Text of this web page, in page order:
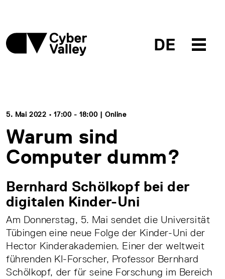
DE
5. Mai 2022 • 17:00 - 18:00 | Online
Warum sind
Computer dumm?
Bernhard Schölkopf bei der
digitalen Kinder-Uni
Am Donnerstag, 5. Mai sendet die Universität
Tübingen eine neue Folge der Kinder-Uni der
Hector Kinderakademien. Einer der weltweit
führenden KI-Forscher, Professor Bernhard
Schölkopf, der für seine Forschung im Bereich